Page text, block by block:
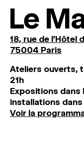
Le
18, rue de l'Hôtel
75004 Paris
Ateliers ouverts,
21h
Expositions dans
installations
Voir la